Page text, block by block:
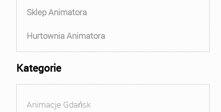
Sklep Animatora
Hurtownia Animatora
Kategorie
Animacje Gdańsk